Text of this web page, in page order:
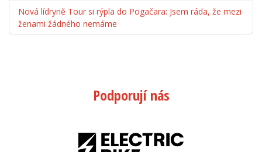
Nová lídryně Tour si rýpla do Pogačara: Jsem ráda, že mezi
ženami žádného nemáme
Podporují nás